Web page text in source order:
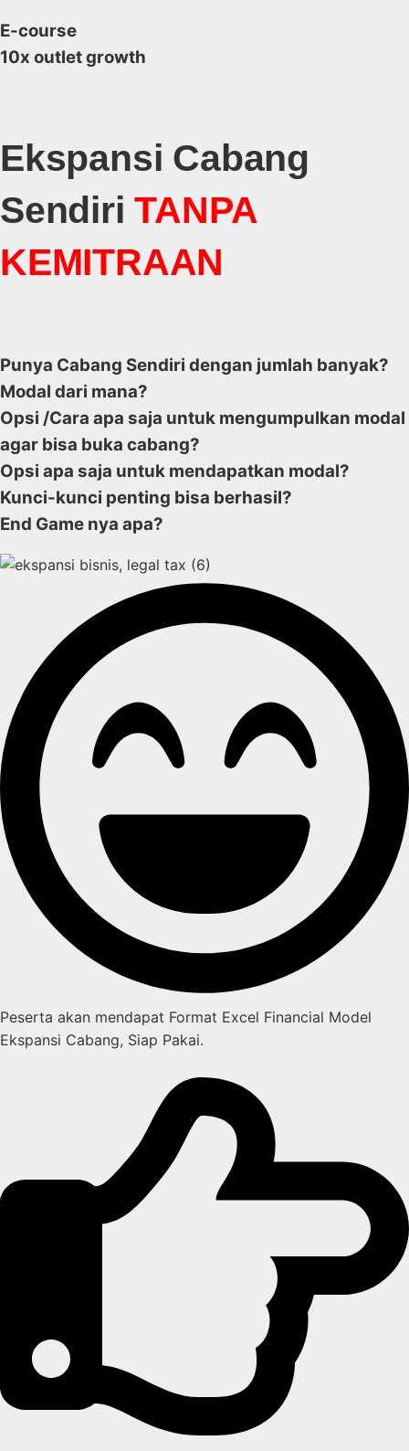
E-course
10x outlet growth
Ekspansi Cabang
SendiriTANPA
KEMITRAAN
Punya Cabang Sendiri dengan jumlah banyak?
Modal dari mana?
Opsi /Cara apa saja untuk mengumpulkan modal
agar bisa buka cabang?
Opsi apa saja untuk mendapatkan modal?
Kunci-kunci penting bisa berhasil?
End Game nya apa?​
Peserta akan mendapat Format Excel Financial Model
Ekspansi Cabang, Siap Pakai.